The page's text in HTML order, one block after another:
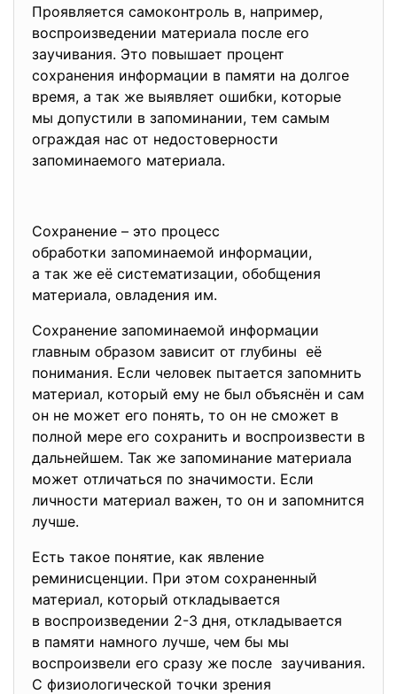
Проявляется самоконтроль в, например,
воспроизведении материала после его
заучивания. Это повышает процент
сохранения информации в памяти на долгое
время, а так же выявляет ошибки, которые
мы допустили в запоминании, тем самым
ограждая нас от недостоверности
запоминаемого материала.
Сохранение – это процесс
обработки запоминаемой информации,
а так же её систематизации, обобщения
материала, овладения им.
Сохранение запоминаемой информации
главным образом зависит от глубины её
понимания. Если человек пытается запомнить
материал, который ему не был объяснён и сам
он не может его понять, то он не сможет в
полной мере его сохранить и воспроизвести в
дальнейшем. Так же запоминание материала
может отличаться по значимости. Если
личности материал важен, то он и запомнится
лучше.
Есть такое понятие, как явление
реминисценции. При этом сохраненный
материал, который откладывается
в воспроизведении 2-3 дня, откладывается
в памяти намного лучше, чем бы мы
воспроизвели его сразу же после заучивания.
С физиологической точки зрения